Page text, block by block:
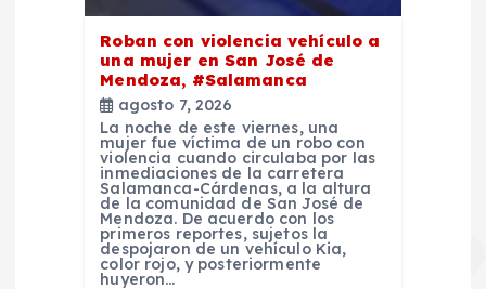
Roban con violencia vehículo a
una mujer en San José de
Mendoza, #Salamanca
agosto 7, 2026
La noche de este viernes, una
mujer fue víctima de un robo con
violencia cuando circulaba por las
inmediaciones de la carretera
Salamanca-Cárdenas, a la altura
de la comunidad de San José de
Mendoza. De acuerdo con los
primeros reportes, sujetos la
despojaron de un vehículo Kia,
color rojo, y posteriormente
huyeron…